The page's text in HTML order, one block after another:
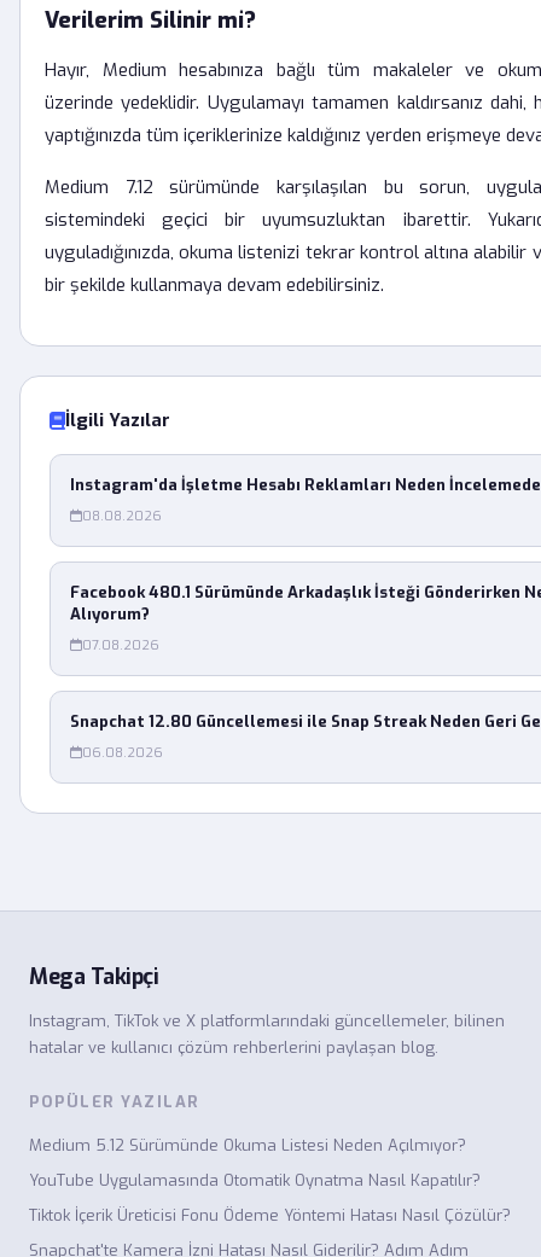
Verilerim Silinir mi?
Hayır, Medium hesabınıza bağlı tüm makaleler ve
üzerinde yedeklidir. Uygulamayı tamamen kaldırsanız dahi,
yaptığınızda tüm içeriklerinize kaldığınız yerden erişmeye
Medium 7.12 sürümünde karşılaşılan bu sorun,
sistemindeki geçici bir uyumsuzluktan ibarettir.
uyguladığınızda, okuma listenizi tekrar kontrol altına
bir şekilde kullanmaya devam edebilirsiniz.
İlgili Yazılar
Instagram'da İşletme Hesabı Reklamları Neden
08.08.2026
Facebook 480.1 Sürümünde Arkadaşlık İsteği Gönderirken
Alıyorum?
07.08.2026
Snapchat 12.80 Güncellemesi ile Snap Streak Neden Geri
06.08.2026
Mega Takipçi
Instagram, TikTok ve X platformlarındaki güncellemeler, bilinen
hatalar ve kullanıcı çözüm rehberlerini paylaşan blog.
POPÜLER YAZILAR
Medium 5.12 Sürümünde Okuma Listesi Neden Açılmıyor?
YouTube Uygulamasında Otomatik Oynatma Nasıl Kapatılır?
Tiktok İçerik Üreticisi Fonu Ödeme Yöntemi Hatası Nasıl Çözülür?
Snapchat'te Kamera İzni Hatası Nasıl Giderilir? Adım Adım